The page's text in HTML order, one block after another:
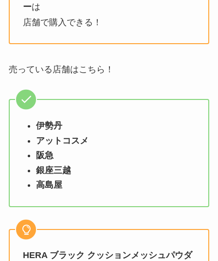
ーは
店舗で購入できる！
売っている店舗はこちら！
伊勢丹
アットコスメ
阪急
銀座三越
高島屋
HERA ブラック クッションメッシュパウダ